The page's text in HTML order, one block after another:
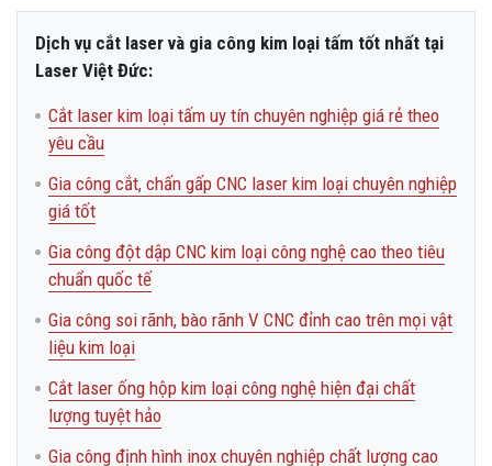
Dịch vụ cắt laser và gia công kim loại tấm tốt nhất tại
Laser Việt Đức:
Cắt laser kim loại tấm uy tín chuyên nghiệp giá rẻ theo
yêu cầu
Gia công cắt, chấn gấp CNC laser kim loại chuyên nghiệp
giá tốt
Gia công đột dập CNC kim loại công nghệ cao theo tiêu
chuẩn quốc tế
Gia công soi rãnh, bào rãnh V CNC đỉnh cao trên mọi vật
liệu kim loại
Cắt laser ống hộp kim loại công nghệ hiện đại chất
lượng tuyệt hảo
Gia công định hình inox chuyên nghiệp chất lượng cao